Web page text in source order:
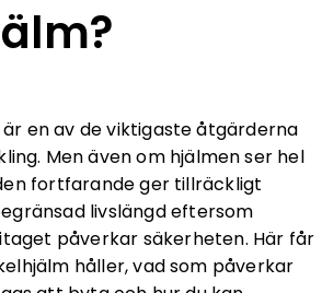
en av de viktigaste åtgärderna
Men även om hjälmen ser hel
fortfarande ger tillräckligt
livslängd eftersom
påverkar säkerheten. Här får
håller, vad som påverkar